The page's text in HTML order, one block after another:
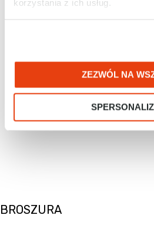
korzystania z ich usług.
ZEZWÓL NA
Przemienniki zapewniające
współczynnika mocy
zobacz…
BROSZURA